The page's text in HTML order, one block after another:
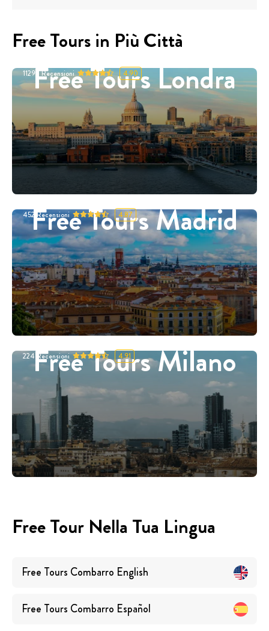
Free Tours in Più Città
Free Tours Londra
11298Recensioni 4.90
Free Tours Madrid
452 Recensioni 4.87
Free Tours Milano
224 Recensioni 4.91
Free Tour Nella Tua Lingua
Free Tours Combarro English
Free Tours Combarro Español